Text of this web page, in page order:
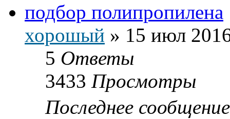
подбор полипропилена
хорошый » 15 июл
5 Ответы
3433 Просмотры
Последнее